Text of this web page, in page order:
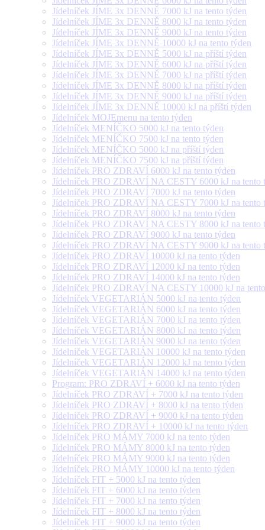
Jídelníček JÍME 3x DENNĚ 7000 kJ na tento týden
Jídelníček JÍME 3x DENNĚ 8000 kJ na tento týden
Jídelníček JÍME 3x DENNĚ 9000 kJ na tento týden
Jídelníček JÍME 3x DENNĚ 10000 kJ na tento týden
Jídelníček JÍME 3x DENNĚ 5000 kJ na příští týden
Jídelníček JÍME 3x DENNĚ 6000 kJ na příští týden
Jídelníček JÍME 3x DENNĚ 7000 kJ na příští týden
Jídelníček JÍME 3x DENNĚ 8000 kJ na příští týden
Jídelníček JÍME 3x DENNĚ 9000 kJ na příští týden
Jídelníček JÍME 3x DENNĚ 10000 kJ na příští týden
Jídelníček MOJEmenu na tento týden
Jídelníček MENÍČKO 5000 kJ na tento týden
Jídelníček MENÍČKO 7500 kJ na tento týden
Jídelníček MENÍČKO 5000 kJ na příští týden
Jídelníček MENÍČKO 7500 kJ na příští týden
Jídelníček PRO ZDRAVÍ 6000 kJ na tento týden
Jídelníček PRO ZDRAVÍ NA CESTY 6000 kJ na tento
Jídelníček PRO ZDRAVÍ 7000 kJ na tento týden
Jídelníček PRO ZDRAVÍ NA CESTY 7000 kJ na tento
Jídelníček PRO ZDRAVÍ 8000 kJ na tento týden
Jídelníček PRO ZDRAVÍ NA CESTY 8000 kJ na tento
Jídelníček PRO ZDRAVÍ 9000 kJ na tento týden
Jídelníček PRO ZDRAVÍ NA CESTY 9000 kJ na tento
Jídelníček PRO ZDRAVÍ 10000 kJ na tento týden
Jídelníček PRO ZDRAVÍ 12000 kJ na tento týden
Jídelníček PRO ZDRAVÍ 14000 kJ na tento týden
Jídelníček PRO ZDRAVÍ NA CESTY 10000 kJ na
Jídelníček VEGETARIÁN 5000 kJ na tento týden
Jídelníček VEGETARIÁN 6000 kJ na tento týden
Jídelníček VEGETARIÁN 7000 kJ na tento týden
Jídelníček VEGETARIÁN 8000 kJ na tento týden
Jídelníček VEGETARIÁN 9000 kJ na tento týden
Jídelníček VEGETARIÁN 10000 kJ na tento týden
Jídelníček VEGETARIÁN 12000 kJ na tento týden
Jídelníček VEGETARIÁN 14000 kJ na tento týden
Program: PRO ZDRAVÍ + 6000 kJ na tento týden
Jídelníček PRO ZDRAVÍ + 7000 kJ na tento týden
Jídelníček PRO ZDRAVÍ + 8000 kJ na tento týden
Jídelníček PRO ZDRAVÍ + 9000 kJ na tento týden
Jídelníček PRO ZDRAVÍ + 10000 kJ na tento týden
Jídelníček PRO MÁMY 7000 kJ na tento týden
Jídelníček PRO MÁMY 8000 kJ na tento týden
Jídelníček PRO MÁMY 9000 kJ na tento týden
Jídelníček PRO MÁMY 10000 kJ na tento týden
Jídelníček FIT + 5000 kJ na tento týden
Jídelníček FIT + 6000 kJ na tento týden
Jídelníček FIT + 7000 kJ na tento týden
Jídelníček FIT + 8000 kJ na tento týden
Jídelníček FIT + 9000 kJ na tento týden